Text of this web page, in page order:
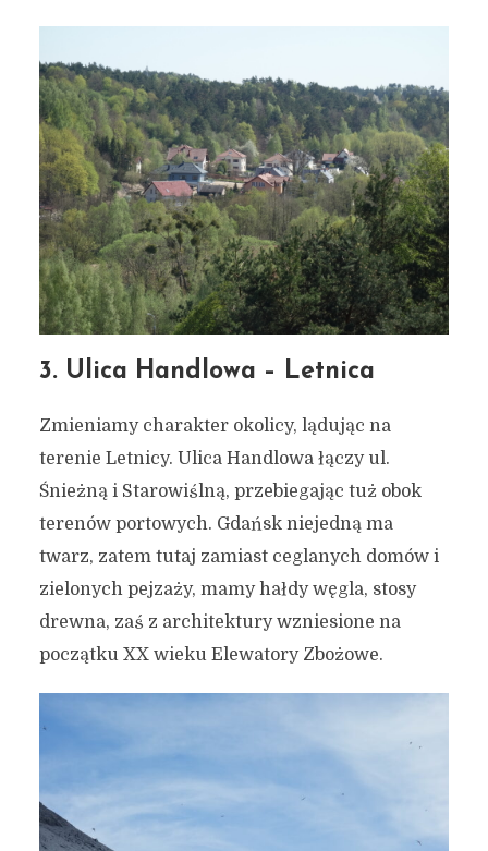
3. Ulica Handlowa – Letnica
Zmieniamy charakter okolicy, lądując na
terenie Letnicy. Ulica Handlowa łączy ul.
Śnieżną i Starowiślną, przebiegając tuż obok
terenów portowych. Gdańsk niejedną ma
twarz, zatem tutaj zamiast ceglanych domów i
zielonych pejzaży, mamy hałdy węgla, stosy
drewna, zaś z architektury wzniesione na
początku XX wieku Elewatory Zbożowe.